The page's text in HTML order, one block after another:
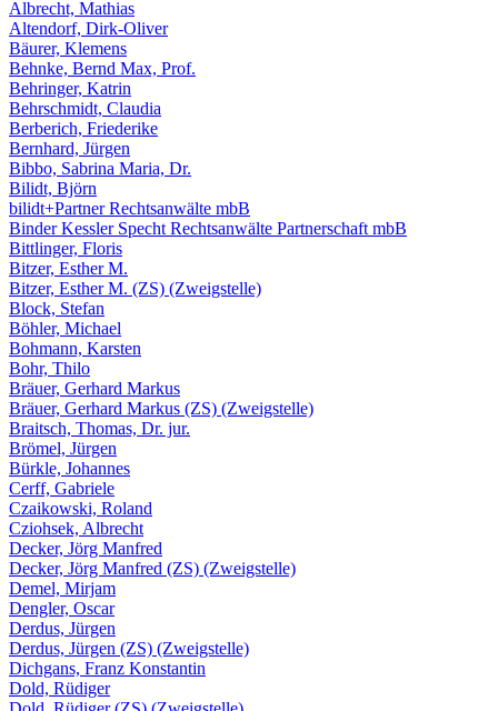
Albrecht, Mathias
Altendorf, Dirk-Oliver
Bäurer, Klemens
Behnke, Bernd Max, Prof.
Behringer, Katrin
Behrschmidt, Claudia
Berberich, Friederike
Bernhard, Jürgen
Bibbo, Sabrina Maria, Dr.
Bilidt, Björn
bilidt+Partner Rechtsanwälte mbB
Binder Kessler Specht Rechtsanwälte Partnerschaft mbB
Bittlinger, Floris
Bitzer, Esther M.
Bitzer, Esther M. (ZS) (Zweigstelle)
Block, Stefan
Böhler, Michael
Bohmann, Karsten
Bohr, Thilo
Bräuer, Gerhard Markus
Bräuer, Gerhard Markus (ZS) (Zweigstelle)
Braitsch, Thomas, Dr. jur.
Brömel, Jürgen
Bürkle, Johannes
Cerff, Gabriele
Czaikowski, Roland
Cziohsek, Albrecht
Decker, Jörg Manfred
Decker, Jörg Manfred (ZS) (Zweigstelle)
Demel, Mirjam
Dengler, Oscar
Derdus, Jürgen
Derdus, Jürgen (ZS) (Zweigstelle)
Dichgans, Franz Konstantin
Dold, Rüdiger